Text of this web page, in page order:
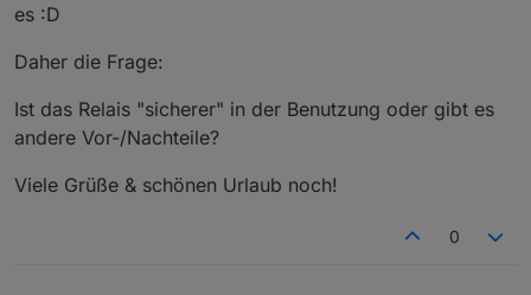
es :D
Daher die Frage:
Ist das Relais "sicherer" in der Benutzung oder gibt es
andere Vor-/Nachteile?
Viele Grüße & schönen Urlaub noch!
0